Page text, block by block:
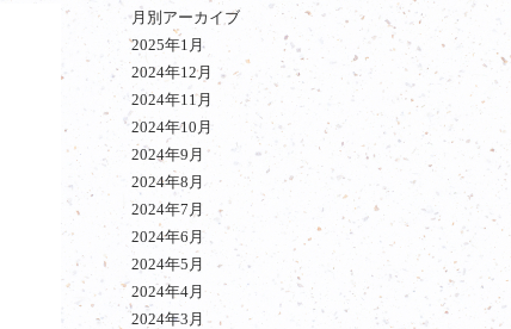
月別アーカイブ
2025年1月
2024年12月
2024年11月
2024年10月
2024年9月
2024年8月
2024年7月
2024年6月
2024年5月
2024年4月
2024年3月